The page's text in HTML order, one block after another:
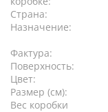
Страна:
Назначение:
Фактура:
Поверхность:
Цвет:
Размер (см):
Вес коробки